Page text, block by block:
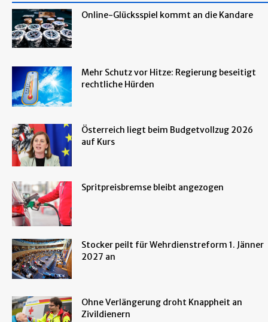
Online-Glücksspiel kommt an die Kandare
Mehr Schutz vor Hitze: Regierung beseitigt
rechtliche Hürden
Österreich liegt beim Budgetvollzug 2026
auf Kurs
Spritpreisbremse bleibt angezogen
Stocker peilt für Wehrdienstreform 1. Jänner
2027 an
Ohne Verlängerung droht Knappheit an
Zivildienern